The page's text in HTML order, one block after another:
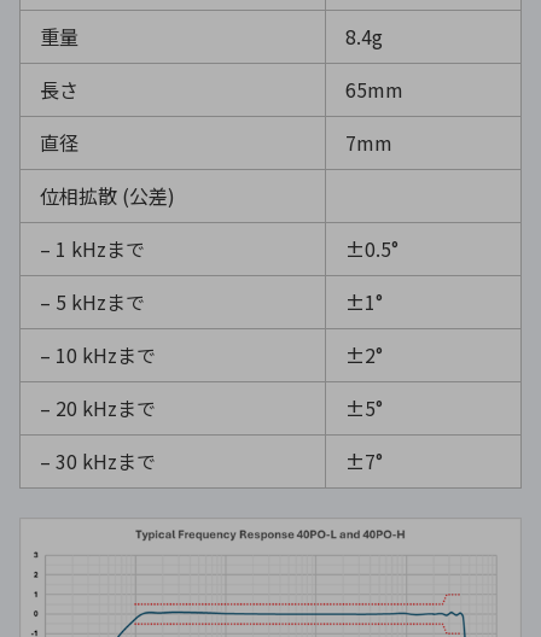
重量
8.4g
長さ
65mm
直径
7mm
位相拡散 (公差)
– 1 kHzまで
±0.5°
– 5 kHzまで
±1°
– 10 kHzまで
±2°
– 20 kHzまで
±5°
– 30 kHzまで
±7°